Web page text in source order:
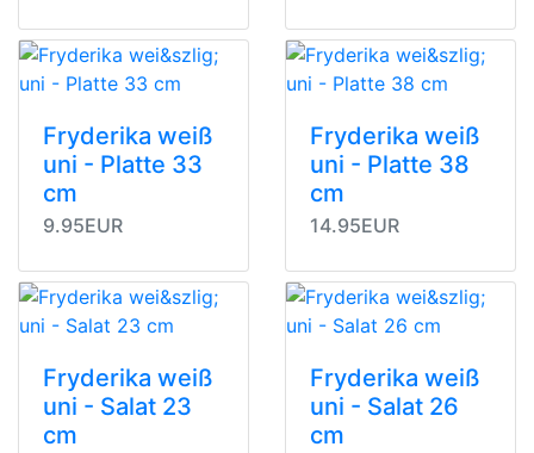
Fryderika weiß
uni - Platte 33
cm
9.95EUR
Fryderika weiß
uni - Platte 38
cm
14.95EUR
Fryderika weiß
uni - Salat 23
cm
Fryderika weiß
uni - Salat 26
cm